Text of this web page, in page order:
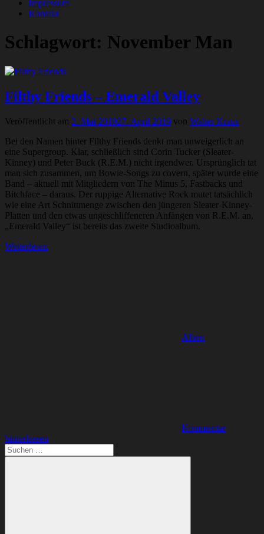
Impressum
Kontakt
Schlagwort: November Man
Filthy Friends – Emerald Valley
Veröffentlicht am 2. Mai 201927. April 2019 von Walter Kraus
Bei den Namen hinter Filthy Friends denkt man unweigerlich an
eine Supergroup. Klar, schließlich sind Corin Tucker (Sleater-
Kinney) und Peter Buck (R.E.M.) nicht irgendwer. Ursprünglich tat
man sich zusammen, um Bowie-Songs zu covern, später wurde eine
Band – aktuell mit Mitgliedern von The Minus 5, Fastbacks und
Bitchface – daraus. Der ruppige Alternative Rock mutet tatsächlich
wie eine Art Schnittmenge zwischen den jüngeren Sleater-Kinney-
Platten und den etwas ungeschliffeneren Anfängen von R.E.M. an,
„Emerald Valley“ ist bereits das zweite Studioalbum.
Weiterlesen
Alben
Kommentar
hinterlassen
Suchen
nach: